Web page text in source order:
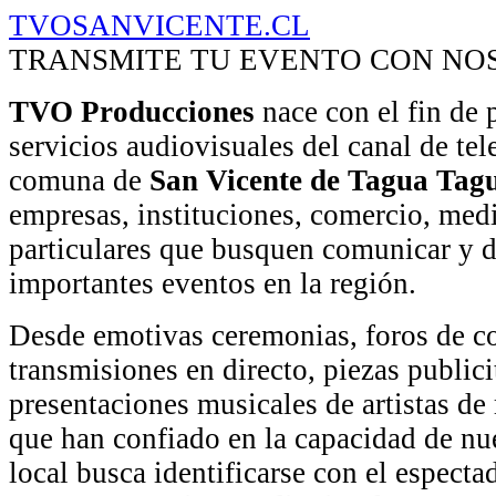
TVOSANVICENTE.CL
TRANSMITE TU EVENTO CON
TVO Producciones nace con el fin de
servicios audiovisuales del canal de
comuna de San Vicente de Tagua
empresas, instituciones, comercio,
particulares que busquen comunicar y
importantes eventos en la región.
Desde emotivas ceremonias, foros de
transmisiones en directo, piezas
presentaciones musicales de artistas
que han confiado en la capacidad de
local busca identificarse con el